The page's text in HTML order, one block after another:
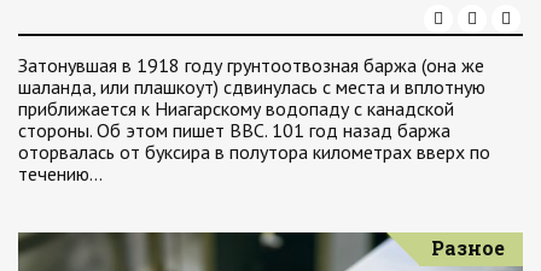
Затонувшая в 1918 году грунтоотвозная баржа (она же
шаланда, или плашкоут) сдвинулась с места и вплотную
приближается к Ниагарскому водопаду с канадской
стороны. Об этом пишет BBC. 101 год назад баржа
оторвалась от буксира в полутора километрах вверх по
течению…
Разное